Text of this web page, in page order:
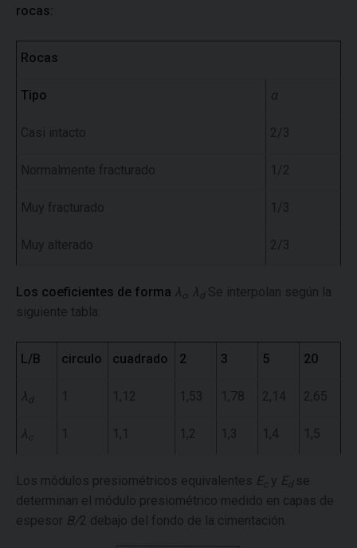
rocas:
Rocas
Tipo α
Casi intacto 2/3
Normalmente fracturado 1/2
Muy fracturado 1/3
Muy alterado 2/3
Los coeficientes de forma λ , λ dSe interpolan según la
siguiente tabla:
L/B circulo cuadrado 2 3 5 20
λ d 1 1,12 1,53 1,78 2,14 2,65
λ 1 1,1 1,2 1,3 1,4 1,5
Los módulos presiométricos equivalentes E y E d se
determinan el módulo presiométrico medido en capas de
espesor B/2 debajo del fondo de la cimentación.